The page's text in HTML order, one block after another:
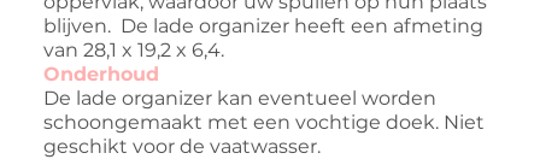
blijven. De lade organizer heeft een afmeting
van 28,1 x 19,2 x 6,4.
Onderhoud
De lade organizer kan eventueel worden
schoongemaakt met een vochtige doek. Niet
geschikt voor de vaatwasser.